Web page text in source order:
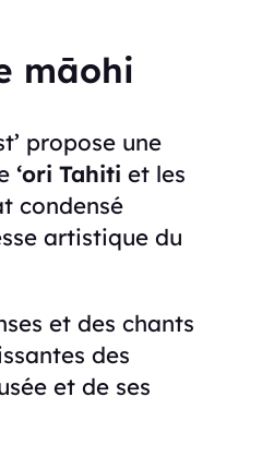
māohi
propose une
‘ori Tahiti et les
condensé
artistique du
et des chants
des
et de ses